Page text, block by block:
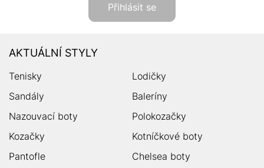
Přihlásit se
AKTUÁLNÍ STYLY
Tenisky
Lodičky
Sandály
Baleríny
Nazouvací boty
Polokozačky
Kozačky
Kotníčkové boty
Pantofle
Chelsea boty